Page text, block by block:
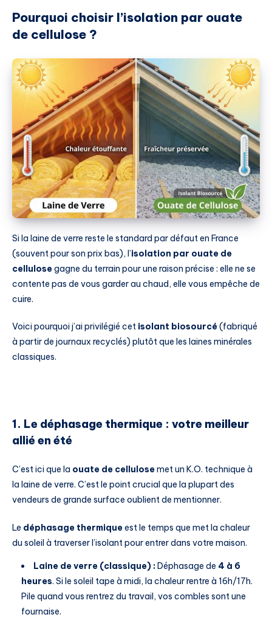
Pourquoi choisir l’isolation par ouate
de cellulose ?
Si la laine de verre reste le standard par défaut en France
(souvent pour son prix bas), l’isolation par ouate de
cellulosegagne du terrain pour une raison précise : elle ne se
contente pas de vous garder au chaud, elle vous empêche de
cuire.
Voici pourquoi j’ai privilégié cet isolant biosourcé(fabriqué
à partir de journaux recyclés) plutôt que les laines minérales
classiques.
1. Le déphasage thermique : votre meilleur
allié en été
C’est ici que la ouate de cellulosemet un K.O. technique à
la laine de verre. C’est le point crucial que la plupart des
vendeurs de grande surface oublient de mentionner.
Le déphasage thermiqueest le temps que met la chaleur
du soleil à traverser l’isolant pour entrer dans votre maison.
Laine de verre (classique) :Déphasage de 4 à 6
heures. Si le soleil tape à midi, la chaleur rentre à 16h/17h.
Pile quand vous rentrez du travail, vos combles sont une
fournaise.